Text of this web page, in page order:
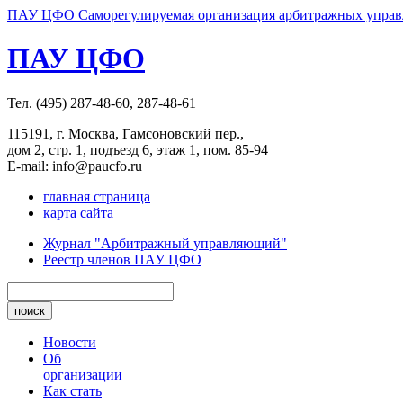
ПАУ ЦФО Саморегулируемая организация арбитражных
ПАУ ЦФО
Тел. (495) 287-48-60, 287-48-61
115191, г. Москва, Гамсоновский пер.,
дом 2, стр. 1, подъезд 6, этаж 1, пом. 85-94
E-mail: info@paucfo.ru
главная страница
карта сайта
Журнал "Арбитражный управляющий"
Реестр членов ПАУ ЦФО
Новости
Об
организации
Как стать